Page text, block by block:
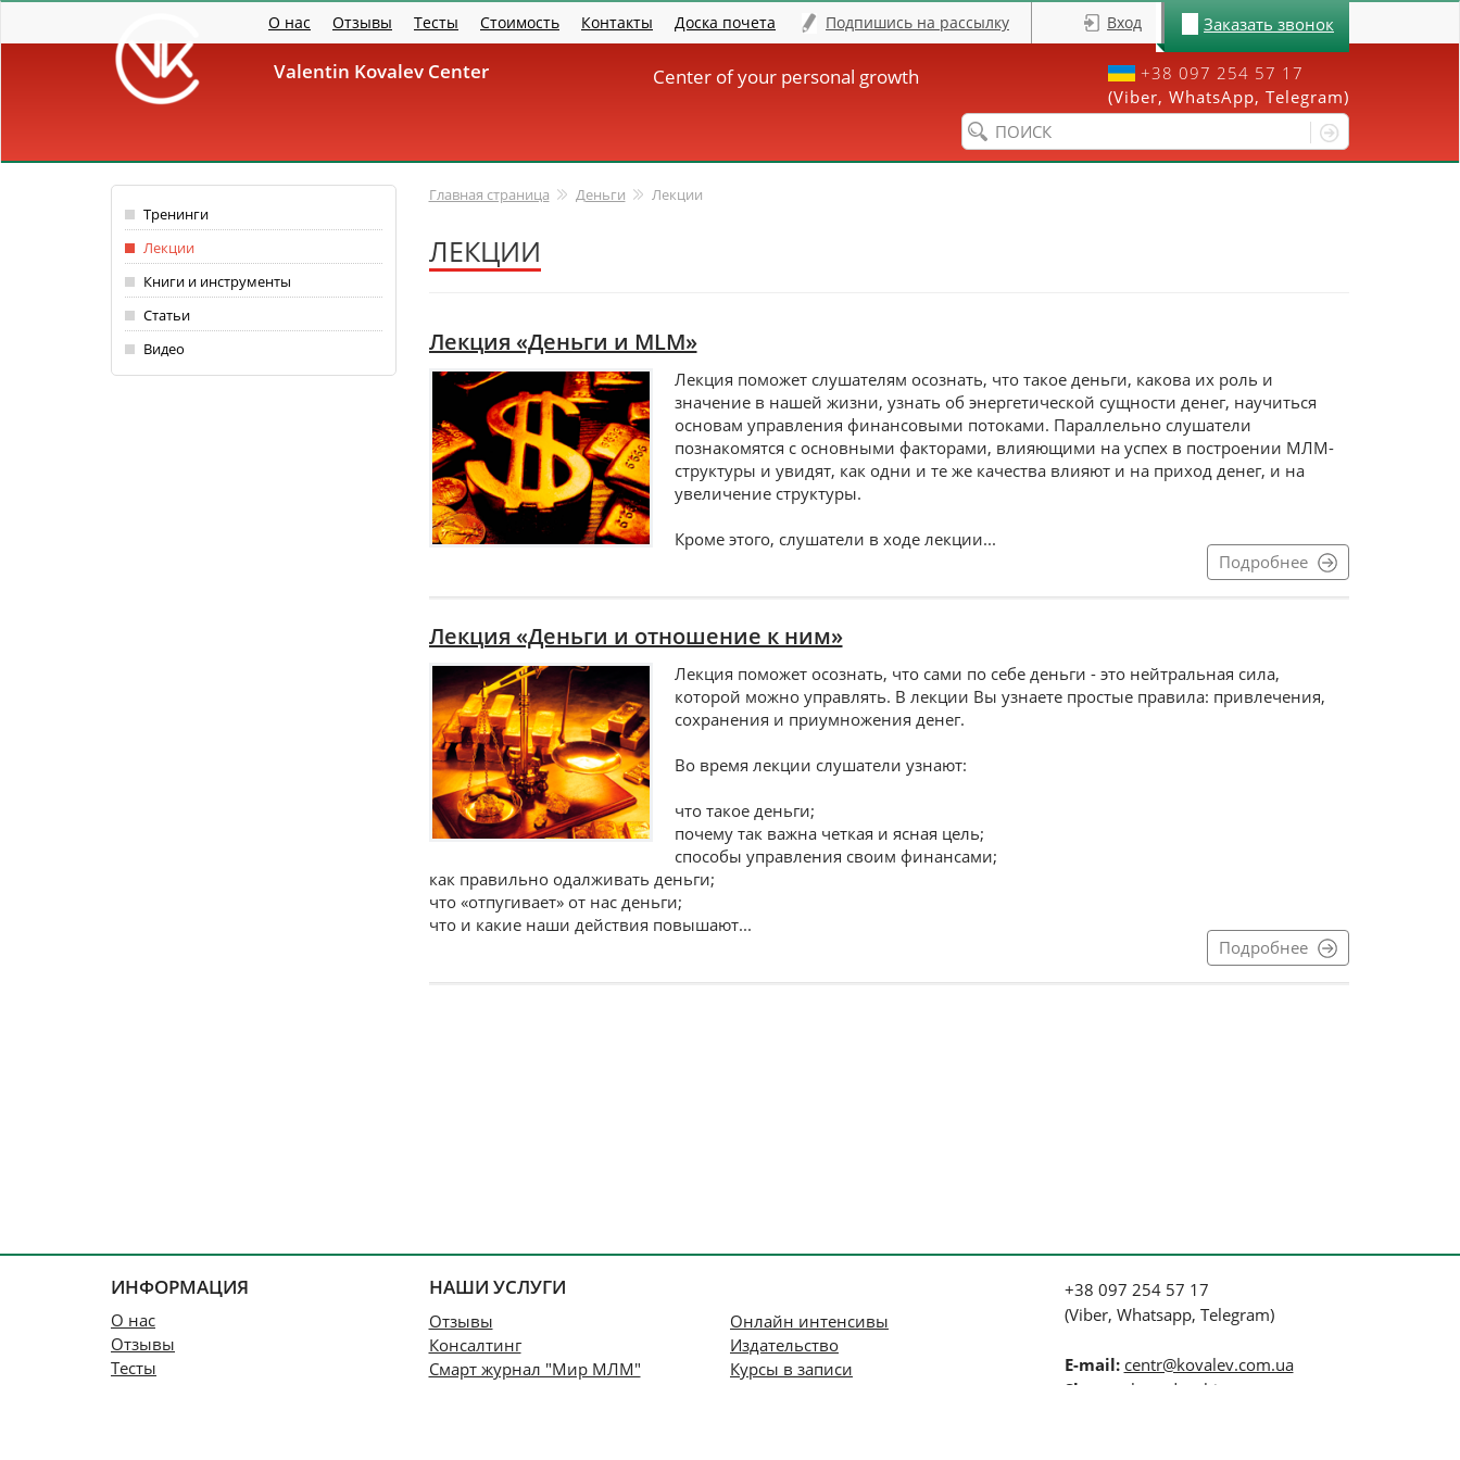
О нас Отзывы Тесты Стоимость Контакты Доска почета Подпишись на рассылку Вход Заказать звонок
Valentin Kovalev Center Center of your personal growth
+38 097 254 57 17
(Viber, WhatsApp, Telegram)
Форма поиска
Тренинги
Лекции
Книги и инструменты
Статьи
Видео
Главная страница Деньги Лекции
ЛЕКЦИИ
Лекция «Деньги и MLM»
Лекция поможет слушателям осознать, что такое деньги, какова их роль и
значение в нашей жизни, узнать об энергетической сущности денег, научиться
основам управления финансовыми потоками. Параллельно слушатели
познакомятся с основными факторами, влияющими на успех в построении МЛМ-
структуры и увидят, как одни и те же качества влияют и на приход денег, и на
увеличение структуры.
Кроме этого, слушатели в ходе лекции...
Подробнее
Лекция «Деньги и отношение к ним»
Лекция поможет осознать, что сами по себе деньги - это нейтральная сила,
которой можно управлять. В лекции Вы узнаете простые правила: привлечения,
сохранения и приумножения денег.
Во время лекции слушатели узнают:
что такое деньги;
почему так важна четкая и ясная цель;
способы управления своим финансами;
как правильно одалживать деньги;
что «отпугивает» от нас деньги;
что и какие наши действия повышают...
Подробнее
ИНФОРМАЦИЯ
О нас
Отзывы
Тесты
НАШИ УСЛУГИ
Отзывы
Онлайн интенсивы
Консалтинг
Издательство
Смарт журнал "Мир МЛМ"
Курсы в записи
+38 097 254 57 17
(Viber, Whatsapp, Telegram)
E-mail: centr@kovalev.com.ua
Skype:
elena-danshina